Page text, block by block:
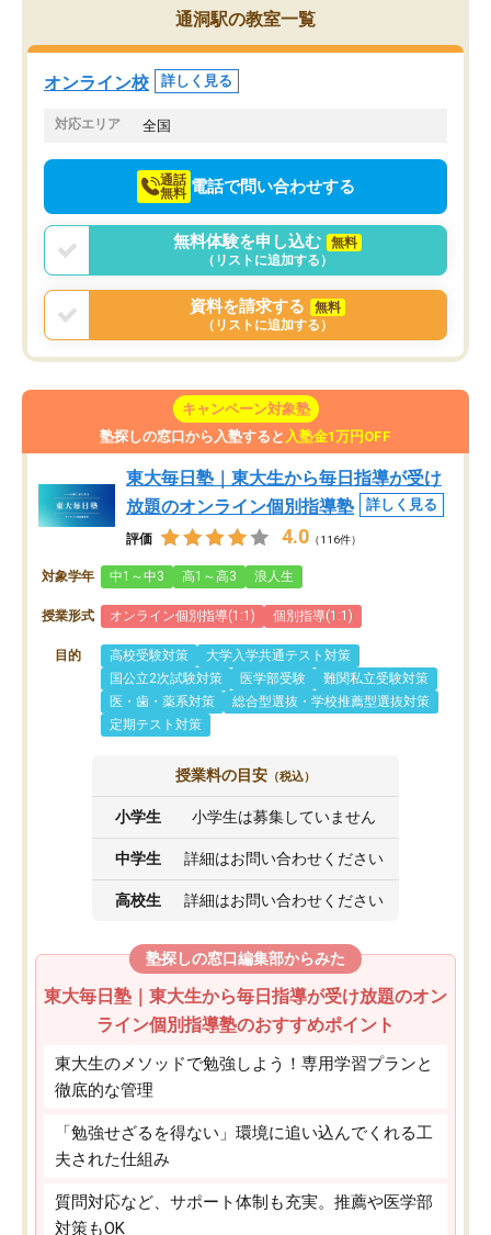
PR等の添削において）。そして、なに
より自習室が解放されている点がよか
ったです。友達と好きな時間に自習
し、お互いを高めあえる環境がありま
けてらっしゃいますので
通洞駅の教室一覧
オンライン校 詳しく見る
対応エリア 全国
通話
無料 電話で問い合わせする
無料体験を申し込む
無料
（リストに追加する）
資料を請求する
無料
（リストに追加する）
キャンペーン対象塾
塾探しの窓口から入塾すると 入塾金1万円OFF
東大毎日塾｜東大生から毎日指導が受け
放題のオンライン個別指導塾
詳しく見る
評価 4.0 （116件）
対象学年 中1～中3 高1～高3 浪人生
授業形式 オンライン個別指導(1:1) 個別指導(1:1)
目的 高校受験対策
大学入学共通テスト対策
国公立2次試験対策
医学部受験
難関私立受験対策
医・歯・薬系対策
総合型選抜・学校推薦型選抜対策
定期テスト対策
授業料の目安 （税込）
小学生 小学生は募集していません
中学生 詳細はお問い合わせください
高校生 詳細はお問い合わせください
塾探しの窓口編集部からみた
東大毎日塾｜東大生から毎日指導が受け放題のオン
ライン個別指導塾のおすすめポイント
東大生のメソッドで勉強しよう！専用学習プランと
徹底的な管理
「勉強せざるを得ない」環境に追い込んでくれる工
夫された仕組み
質問対応など、サポート体制も充実。推薦や医学部
対策もOK